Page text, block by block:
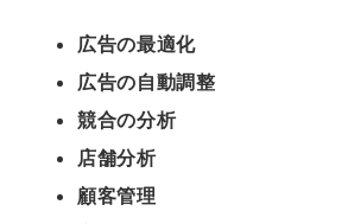
広告の最適化
広告の自動調整
競合の分析
店舗分析
顧客管理